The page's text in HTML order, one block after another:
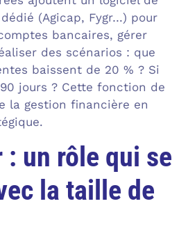
(Agicap, Fygr…) pour
bancaires, gérer
des scénarios : que
baissent de 20 % ? Si
jours ? Cette fonction de
la gestion financière en
un rôle qui se
la taille de